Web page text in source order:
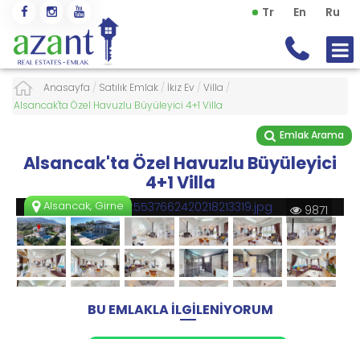
Tr En Ru
Anasayfa / Satılık Emlak / İkiz Ev / Villa /
Alsancak'ta Özel Havuzlu Büyüleyici 4+1 Villa
Emlak Arama
Alsancak'ta Özel Havuzlu Büyüleyici
4+1 Villa
9871
Alsancak, Girne
BU EMLAKLA İLGİLENİYORUM